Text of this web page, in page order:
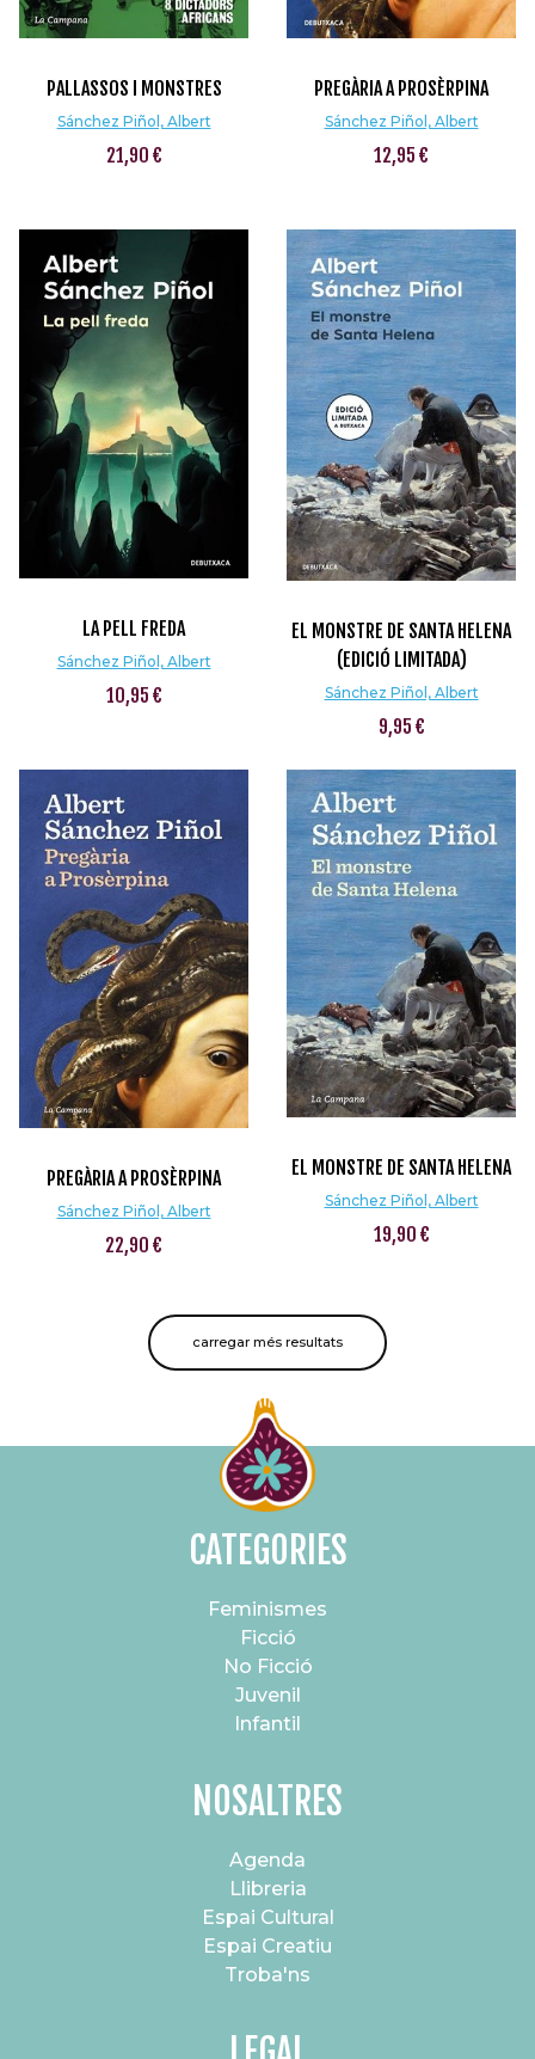
PALLASSOS I MONSTRES
Sánchez Piñol, Albert
21,90 €
PREGÀRIA A PROSÈRPINA
Sánchez Piñol, Albert
12,95 €
LA PELL FREDA
Sánchez Piñol, Albert
10,95 €
EL MONSTRE DE SANTA HELENA
(EDICIÓ LIMITADA)
Sánchez Piñol, Albert
9,95 €
PREGÀRIA A PROSÈRPINA
Sánchez Piñol, Albert
22,90 €
EL MONSTRE DE SANTA HELENA
Sánchez Piñol, Albert
19,90 €
carregar més resultats
CATEGORIES
Feminismes
Ficció
No Ficció
Juvenil
Infantil
NOSALTRES
Agenda
Llibreria
Espai Cultural
Espai Creatiu
Troba'ns